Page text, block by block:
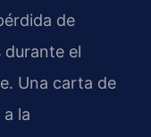
de
durante el
Una carta de
la